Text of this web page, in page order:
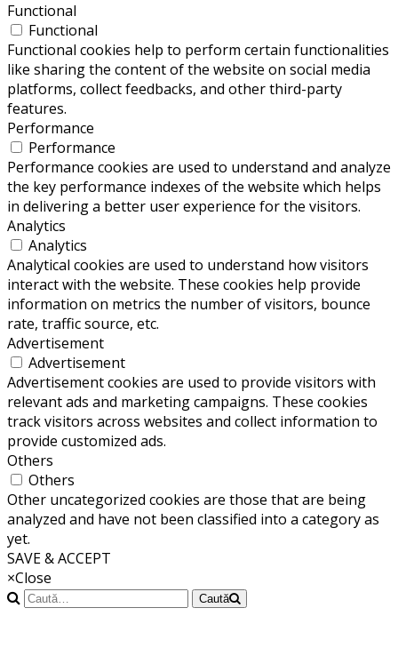
Functional
Functional
Functional cookies help to perform certain functionalities
like sharing the content of the website on social media
platforms, collect feedbacks, and other third-party
features.
Performance
Performance
Performance cookies are used to understand and analyze
the key performance indexes of the website which helps
in delivering a better user experience for the visitors.
Analytics
Analytics
Analytical cookies are used to understand how visitors
interact with the website. These cookies help provide
information on metrics the number of visitors, bounce
rate, traffic source, etc.
Advertisement
Advertisement
Advertisement cookies are used to provide visitors with
relevant ads and marketing campaigns. These cookies
track visitors across websites and collect information to
provide customized ads.
Others
Others
Other uncategorized cookies are those that are being
analyzed and have not been classified into a category as
yet.
SAVE & ACCEPT
×Close
Caută